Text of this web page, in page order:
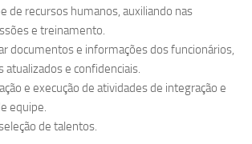
de recursos humanos, auxiliando nas
e treinamento.
documentos e informações dos funcionários,
e confidenciais.
e execução de atividades de integração e
equipe.
de talentos.